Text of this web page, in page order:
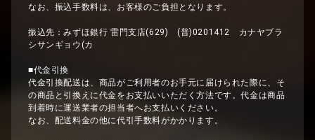
なお、振込手数料は、お客様のご負担となります。
振込先：みずほ銀行 雷門支店(629) (普)0201412 カナヤブラ
シサンギョウ(カ
■代金引換
代金引換配送は、商品がご利用者のお手元に届けられた際に、そ
の商品と引換えに代金をお支払いいただく方法です。代金は商品
到着時に運送業者の担当者へお支払いください。
なお、配送料金の他に代引手数料がかかります。